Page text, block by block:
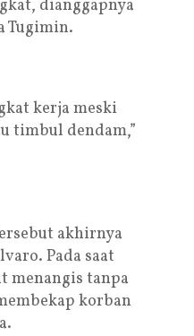
dianggapnya
Tugimin.
kerja meski
timbul dendam,”
akhirnya
Pada saat
menangis tanpa
korban